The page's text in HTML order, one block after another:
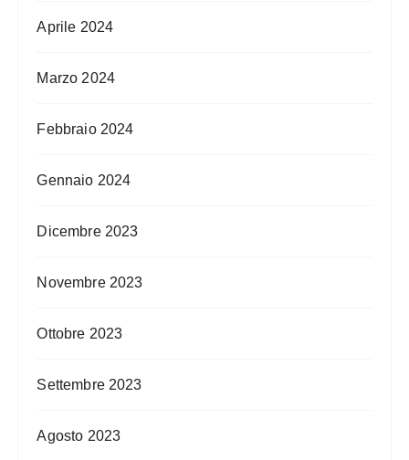
Aprile 2024
Marzo 2024
Febbraio 2024
Gennaio 2024
Dicembre 2023
Novembre 2023
Ottobre 2023
Settembre 2023
Agosto 2023